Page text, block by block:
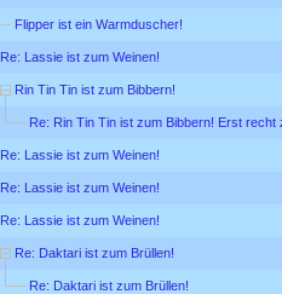
Flipper ist ein Warmduscher!
Re: Lassie ist zum Weinen!
Rin Tin Tin ist zum Bibbern!
Re: Rin Tin Tin ist zum Bibbern! Erst recht
Re: Lassie ist zum Weinen!
Re: Lassie ist zum Weinen!
Re: Lassie ist zum Weinen!
Re: Daktari ist zum Brüllen!
Re: Daktari ist zum Brüllen!